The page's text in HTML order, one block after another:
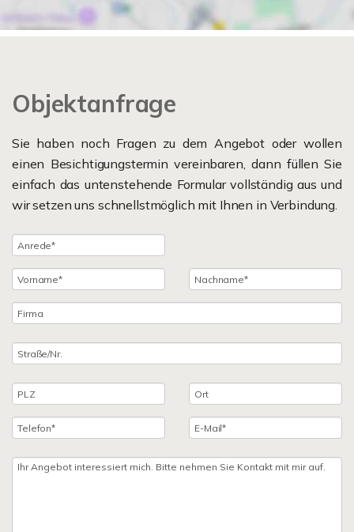
Objektanfrage
Sie haben noch Fragen zu dem Angebot oder wollen
einen Besichtigungstermin vereinbaren, dann füllen Sie
einfach das untenstehende Formular vollständig aus und
wir setzen uns schnellstmöglich mit Ihnen in Verbindung.